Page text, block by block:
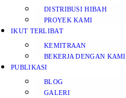
DISTRIBUSI HIBAH
PROYEK KAMI
IKUT TERLIBAT
KEMITRAAN
BEKERJA DENGAN KAMI
PUBLIKASI
BLOG
GALERI